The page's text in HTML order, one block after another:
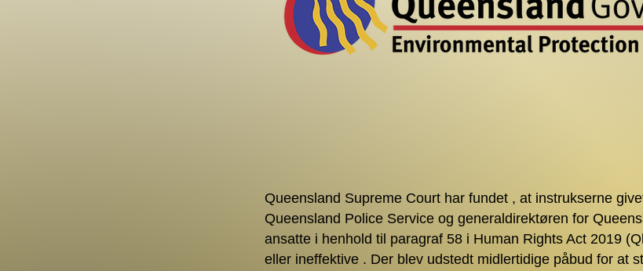
Queensland Supreme Court har fundet , at instrukserne
Queensland Police Service og generaldirektøren for
ansatte i henhold til paragraf 58 i Human Rights Act 2019
eller ineffektive . Der blev udstedt midlertidige påbud for at